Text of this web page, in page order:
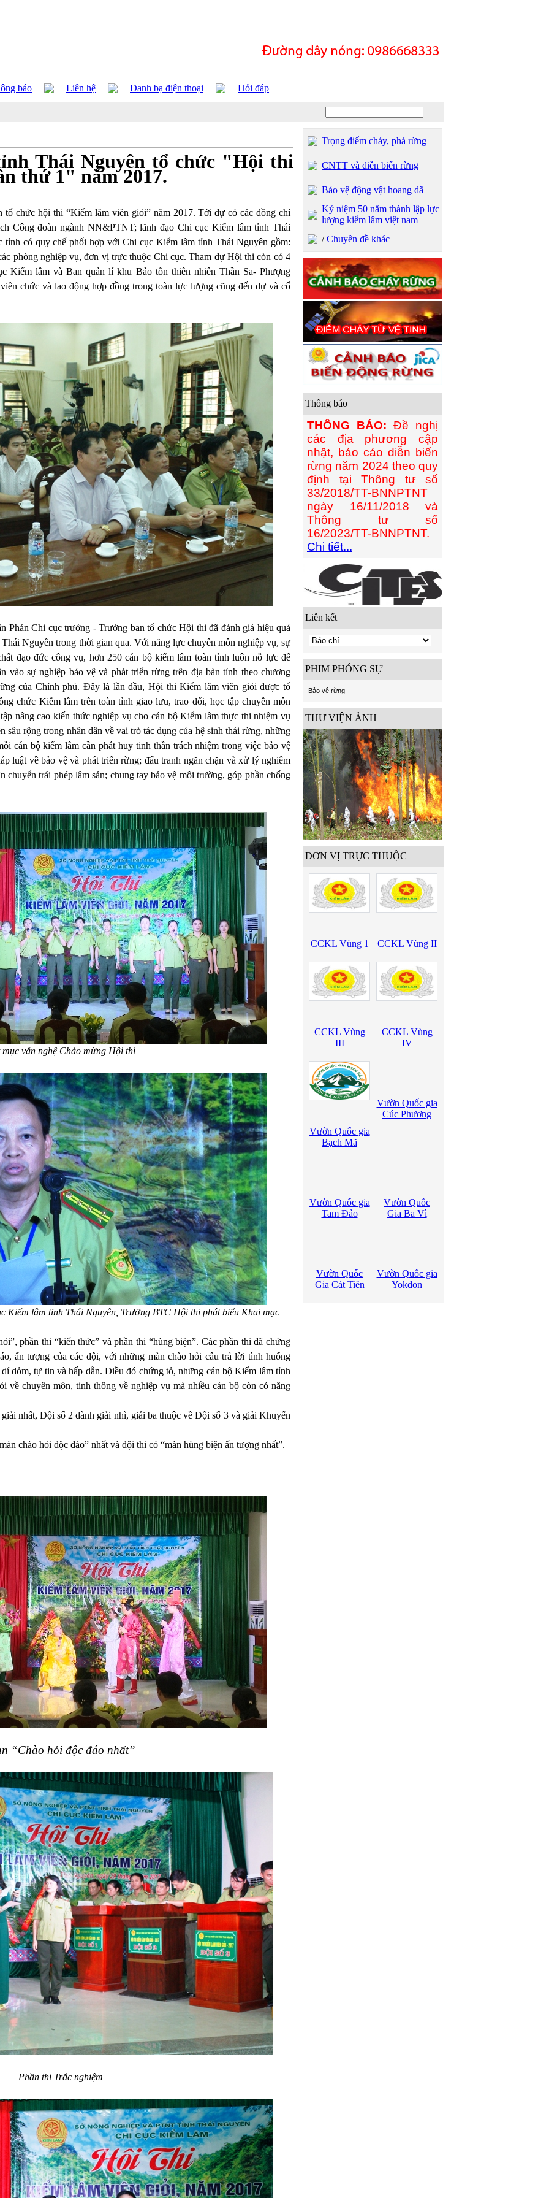
báo Liên hệ Danh bạ điện thoại Hỏi đáp
Thái Nguyên tổ chức "Hội thi
thứ 1" năm 2017.
chức hội thi “Kiểm lâm viên giỏi” năm 2017. Tới dự có các đồng chí
Công đoàn ngành NN&PTNT; lãnh đạo Chi cục Kiểm lâm tỉnh Thái
tỉnh có quy chế phối hợp với Chi cục Kiểm lâm tỉnh Thái Nguyên gồm:
phòng nghiệp vụ, đơn vị trực thuộc Chi cục. Tham dự Hội thi còn có 4
Kiểm lâm và Ban quản lí khu Bảo tồn thiên nhiên Thần Sa- Phượng
chức và lao động hợp đồng trong toàn lực lượng cũng đến dự và cổ
Phán Chi cục trưởng - Trưởng ban tổ chức Hội thi đã đánh giá hiệu quả
Nguyên trong thời gian qua. Với năng lực chuyên môn nghiệp vụ, sự
đạo đức công vụ, hơn 250 cán bộ kiểm lâm toàn tỉnh luôn nỗ lực để
vào sự nghiệp bảo vệ và phát triển rừng trên địa bàn tỉnh theo chương
của Chính phủ. Đây là lần đầu, Hội thi Kiểm lâm viên giỏi được tổ
chức Kiểm lâm trên toàn tỉnh giao lưu, trao đổi, học tập chuyên môn
nâng cao kiến thức nghiệp vụ cho cán bộ Kiểm lâm thực thi nhiệm vụ
sâu rộng trong nhân dân về vai trò tác dụng của hệ sinh thái rừng, những
cán bộ kiểm lâm cần phát huy tinh thần trách nhiệm trong việc bảo vệ
luật về bảo vệ và phát triển rừng; đấu tranh ngăn chặn và xử lý nghiêm
chuyển trái phép lâm sản; chung tay bảo vệ môi trường, góp phần chống
mục văn nghệ Chào mừng Hội thi
Kiểm lâm tỉnh Thái Nguyên, Trưởng BTC Hội thi phát biểu Khai mạc
phần thi “kiến thức” và phần thi “hùng biện”. Các phần thi đã chứng
ấn tượng của các đội, với những màn chào hỏi câu trả lời tình huống
dỏm, tự tin và hấp dẫn. Điều đó chứng tỏ, những cán bộ Kiểm lâm tỉnh
về chuyên môn, tinh thông về nghiệp vụ mà nhiều cán bộ còn có năng
nhất, Đội số 2 dành giải nhì, giải ba thuộc về Đội số 3 và giải Khuyến
chào hỏi độc đáo” nhất và đội thi có “màn hùng biện ấn tượng nhất”.
“Chào hỏi độc đáo nhất”
Phần thi Trắc nghiệm
Trọng điểm cháy, phá rừng
CNTT và diễn biến rừng
Bảo vệ động vật hoang dã
Kỷ niệm 50 năm thành lập lực
lượng kiểm lâm việt nam
/Chuyên đề khác
Thông báo
THÔNG BÁO: Đề nghị
các địa phương cập
nhật, báo cáo diễn biến
rừng năm 2024 theo quy
định tại Thông tư số
33/2018/TT-BNNPTNT
ngày 16/11/2018 và
Thông tư số
16/2023/TT-BNNPTNT.
Chi tiết...
Liên kết
PHIM PHÓNG SỰ
Bảo vệ rừng
THƯ VIỆN ẢNH
ĐƠN VỊ TRỰC THUỘC
CCKL Vùng 1 CCKL Vùng II
CCKL Vùng
III
CCKL Vùng
IV
Vườn Quốc gia
Bạch Mã
Vườn Quốc gia
Cúc Phương
Vườn Quốc gia
Tam Đảo
Vườn Quốc
Gia Ba Vì
Vườn Quốc
Gia Cát Tiên
Vườn Quốc gia
Yokdon